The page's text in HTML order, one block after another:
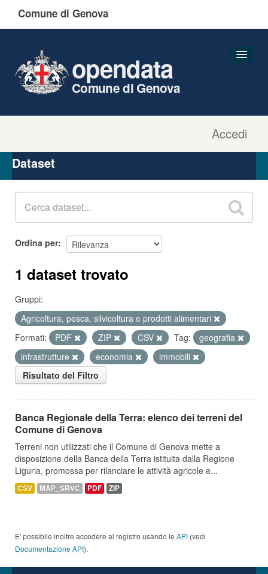
Comune di Genova
Accedi
opendata
Comune di Genova
Organizzazioni
Gruppi
Dataset
Ordina per
1 dataset trovato
Gruppi:
Agricoltura, pesca, silvicoltura e prodotti alimentari
Formati:
PDF ZIP CSV Tag:
geografia
infrastrutture
economia
immobili
Risultato del Filtro
Banca Regionale della Terra: elenco dei terreni del
Comune di Genova
Terreni non utilizzati che il Comune di Genova mette a
disposizione della Banca della Terra istituita dalla Regione
Liguria, promossa per rilanciare le attività agricole e...
CSV MAP_SRVC PDF ZIP
E' possibile inoltre accedere al registro usando le API (vedi
Documentazione API).